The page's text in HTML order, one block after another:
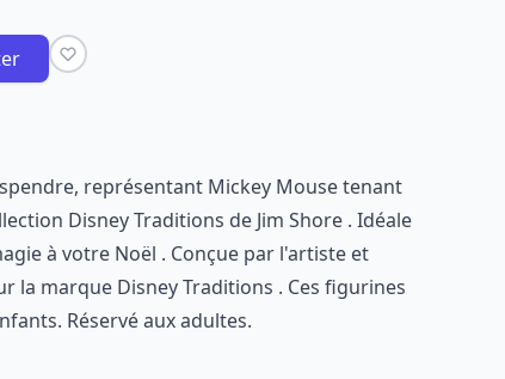
représentant Mickey Mouse tenant
Disney Traditions de Jim Shore . Idéale
à votre Noël . Conçue par l'artiste et
la marque Disney Traditions . Ces figurines
Réservé aux adultes.